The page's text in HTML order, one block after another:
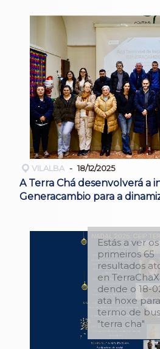
VILALBA 18/12/2025
A Terra Chá desenvolverá a
Generacambio para a
Estás a ver os
primeiros 65
resultados
en
dende o 18-
ata hoxe
termo de
"terra cha"